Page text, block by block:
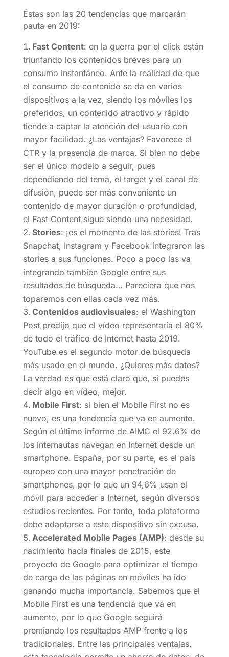
Éstas son las 20 tendencias que marcarán
pauta en 2019:
Fast Content: en la guerra por el click están
triunfando los contenidos breves para un
consumo instantáneo. Ante la realidad de que
el consumo de contenido se da en varios
dispositivos a la vez, siendo los móviles los
preferidos, un contenido atractivo y rápido
tiende a captar la atención del usuario con
mayor facilidad. ¿Las ventajas? Favorece el
CTR y la presencia de marca. Si bien no debe
ser el único modelo a seguir, pues
dependiendo del tema, el target y el canal de
difusión, puede ser más conveniente un
contenido de mayor duración o profundidad,
el Fast Content sigue siendo una necesidad.
Stories: ¡es el momento de las stories! Tras
Snapchat, Instagram y Facebook integraron las
stories a sus funciones. Poco a poco las va
integrando también Google entre sus
resultados de búsqueda… Pareciera que nos
toparemos con ellas cada vez más.
Contenidos audiovisuales: el Washington
Post predijo que el vídeo representaría el 80%
de todo el tráfico de Internet hasta 2019.
YouTube es el segundo motor de búsqueda
más usado en el mundo. ¿Quieres más datos?
La verdad es que está claro que, si puedes
decir algo en vídeo, mejor.
Mobile First: si bien el Mobile First no es
nuevo, es una tendencia que va en aumento.
Según el último informe de AIMC el 92.6% de
los internautas navegan en Internet desde un
smartphone. España, por su parte, es el país
europeo con una mayor penetración de
smartphones, por lo que un 94,6% usan el
móvil para acceder a Internet, según diversos
estudios recientes. Por tanto, toda plataforma
debe adaptarse a este dispositivo sin excusa.
Accelerated Mobile Pages (AMP): desde su
nacimiento hacia finales de 2015, este
proyecto de Google para optimizar el tiempo
de carga de las páginas en móviles ha ido
ganando mucha importancia. Sabemos que el
Mobile First es una tendencia que va en
aumento, por lo que Google seguirá
premiando los resultados AMP frente a los
tradicionales. Entre las principales ventajas,